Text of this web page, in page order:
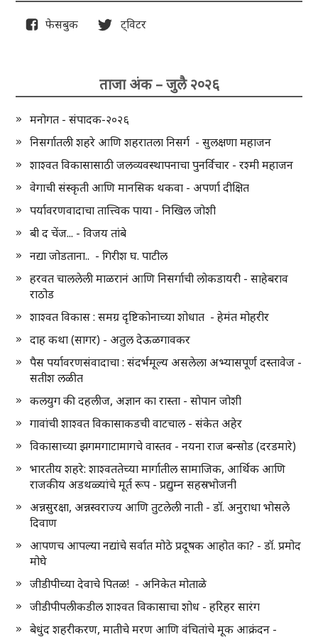
फेसबुक ट्विटर
ताजा अंक – जुलै २०२६
मनोगत - संपादक-२०२६
निसर्गातली शहरे आणि शहरातला निसर्ग - सुलक्षणा महाजन
शाश्वत विकासासाठी जलव्यवस्थापनाचा पुनर्विचार - रश्मी महाजन
वेगाची संस्कृती आणि मानसिक थकवा - अपर्णा दीक्षित
पर्यावरणवादाचा तात्त्विक पाया - निखिल जोशी
बी द चेंज... - विजय तांबे
नद्या जोडताना.. - गिरीश घ. पाटील
हरवत चाललेली माळरानं आणि निसर्गाची लोकडायरी - साहेबराव
राठोड
शाश्वत विकास : समग्र दृष्टिकोनाच्या शोधात - हेमंत मोहरीर
दाह कथा (सागर) - अतुल देऊळगावकर
पैस पर्यावरणसंवादाचा : संदर्भमूल्य असलेला अभ्यासपूर्ण दस्तावेज -
सतीश लळीत
कलयुग की दहलीज, अज्ञान का रास्ता - सोपान जोशी
गावांची शाश्वत विकासाकडची वाटचाल - संकेत अहेर
विकासाच्या झगमगाटामागचे वास्तव - नयना राज बन्सोड (दरडमारे)
भारतीय शहरे: शाश्वततेच्या मार्गातील सामाजिक, आर्थिक आणि
राजकीय अडथळ्यांचे मूर्त रूप - प्रद्युम्न सहस्रभोजनी
अन्नसुरक्षा, अन्नस्वराज्य आणि तुटलेली नाती - डॉ. अनुराधा भोसले
दिवाण
आपणच आपल्या नद्यांचे सर्वात मोठे प्रदूषक आहोत का? - डॉ. प्रमोद
मोघे
जीडीपीच्या देवाचे पितळ! - अनिकेत मोताळे
जीडीपीपलीकडील शाश्वत विकासाचा शोध - हरिहर सारंग
बेधुंद शहरीकरण, मातीचे मरण आणि वंचितांचे मूक आक्रंदन -